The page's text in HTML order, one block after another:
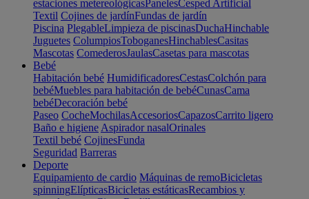
estaciones metereológicasPanelesCesped Artificial
Textil Cojines de jardínFundas de jardín
Piscina PlegableLimpieza de piscinasDuchaHinchable
Juguetes ColumpiosToboganesHinchablesCasitas
Mascotas ComederosJaulasCasetas para mascotas
Bebé
Habitación bebé HumidificadoresCestasColchón para
bebéMuebles para habitación de bebéCunasCama
bebéDecoración bebé
Paseo CocheMochilasAccesoriosCapazosCarrito ligero
Baño e higiene Aspirador nasalOrinales
Textil bebé CojinesFunda
Seguridad Barreras
Deporte
Equipamiento de cardio Máquinas de remoBicicletas
spinningElípticasBicicletas estáticasRecambios y